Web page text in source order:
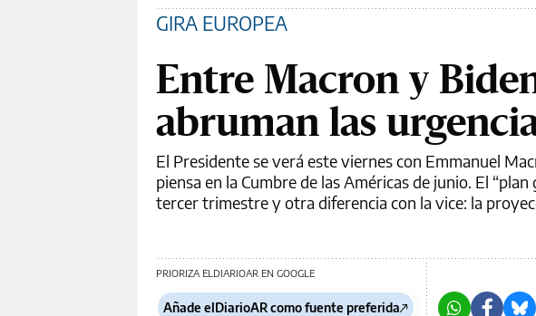
GIRA EUROPEA
Entre Macron y
abruman las
El Presidente se verá este viernes con Emmanuel
piensa en la Cumbre de las Américas de junio. El
tercer trimestre y otra diferencia con la vice: la
PRIORIZA ELDIARIOAR EN GOOGLE
Añade elDiarioAR como fuente preferida